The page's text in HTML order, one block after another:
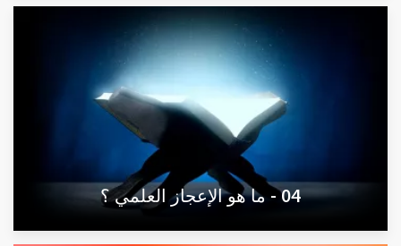
04 - ما هو الإعجاز العلمي ؟